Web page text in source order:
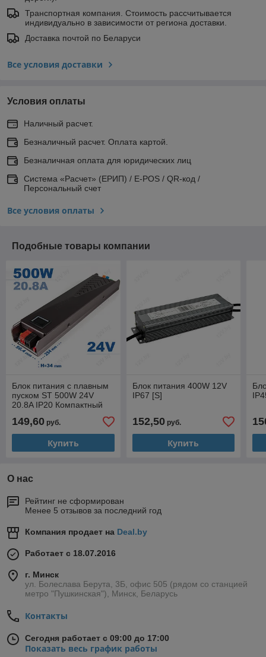
Транспортная компания. Стоимость рассчитывается
индивидуально в зависимости от региона доставки.
Доставка почтой по Беларуси
Все условия доставки
Условия оплаты
Наличный расчет.
Безналичный расчет. Оплата картой.
Безналичная оплата для юридических лиц
Система «Расчет» (ЕРИП) / E-POS / QR-код /
Персональный счет
Все условия оплаты
Подобные товары компании
Блок питания с плавным
пуском ST 500W 24V
20.8A IP20 Компактный
149,60 руб.
Купить
Блок питания 400W 12V
IP67 [S]
152,50руб.
Купить
О нас
Рейтинг не сформирован
Менее 5 отзывов за последний год
Компания продает на Deal.by
Работает с 18.07.2016
г. Минск
ул. Болеслава Берута, 3Б, офис 505 (рядом со станцией
метро "Пушкинская"), Минск, Беларусь
Контакты
Сегодня работает с 09:00 до 17:00
Показать весь график работы